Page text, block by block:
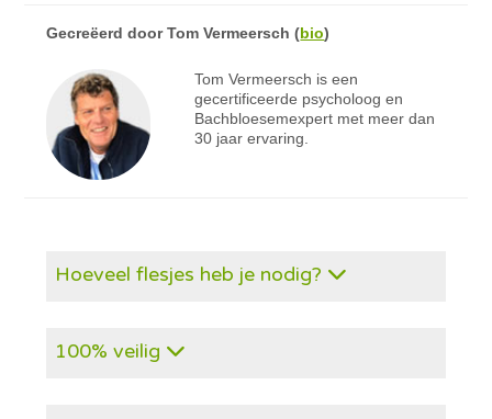
Gecreëerd doorTom Vermeersch (bio)
Tom Vermeersch is een
gecertificeerde psycholoog en
Bachbloesemexpert met meer dan
30 jaar ervaring.
Hoeveel flesjes heb je nodig?
100% veilig